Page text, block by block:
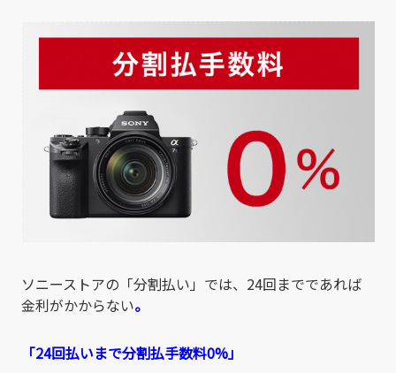
ソニーストアの「分割払い」では、24回までであれば
金利がかからない。
「24回払いまで分割払手数料0%」